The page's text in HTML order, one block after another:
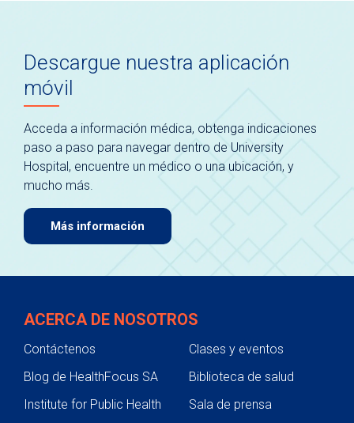
Descargue nuestra aplicación
móvil
Acceda a información médica, obtenga indicaciones
paso a paso para navegar dentro de University
Hospital, encuentre un médico o una ubicación, y
mucho más.
Más información
ACERCA DE NOSOTROS
Contáctenos
Clases y eventos
Blog de HealthFocus SA
Biblioteca de salud
Institute for Public Health
Sala de prensa